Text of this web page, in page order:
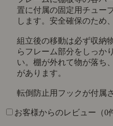
置に付属の固定用チュー
します。安全確保のため
組立後の移動は必ず収納
らフレーム部分をしっか
い。棚が外れて物が落ち
があります。
転倒防止用フックが付属
お客様からのレビュー（0